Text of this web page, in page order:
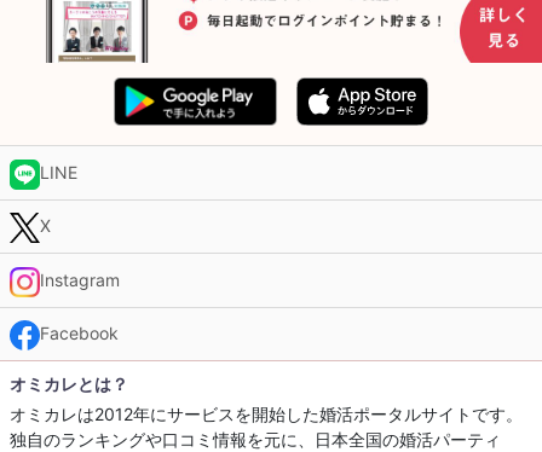
LINE
X
Instagram
Facebook
オミカレとは？
オミカレは2012年にサービスを開始した婚活ポータルサイトです。
独自のランキングや口コミ情報を元に、日本全国の婚活パーティ